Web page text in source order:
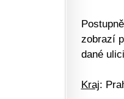
zobrazí
dané
Kraj: